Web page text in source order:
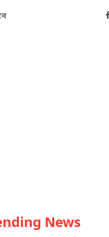
News